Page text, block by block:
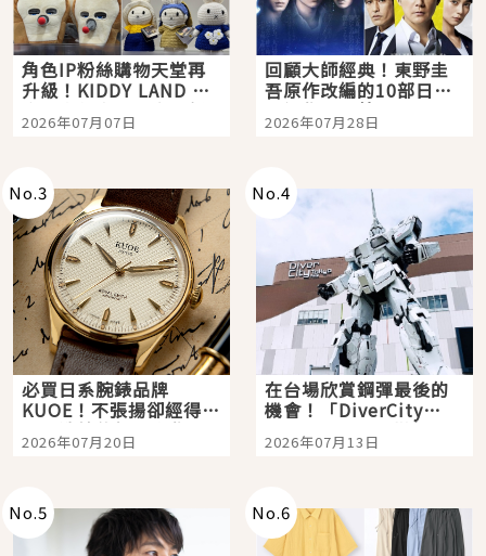
角色IP粉絲購物天堂再
升級！KIDDY LAND 原
宿店吉伊卡哇迎客，新
開幕 OMOKADO 店3分
2026年07月07日
回顧大師經典！東野圭
吾原作改編的10部日本
影視作品推薦
2026年07月28日
No.3
必買日系腕錶品牌
KUOE！不張揚卻經得起
時間洗鍊的經典之作五
選
2026年07月20日
No.4
在台場欣賞鋼彈最後的
機會！「DiverCity
Tokyo Plaza」搭船、
購物、美食及夜景，一
2026年07月13日
No.5 No.6